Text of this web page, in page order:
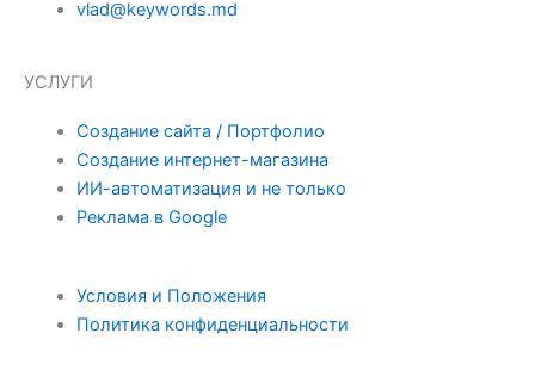
o
k
-
f
r
m
i
-
i
vlad@keywords.md
УСЛУГИ
Создание сайта / Портфолио
Создание интернет-магазина
ИИ-автоматизация и не только
Реклама в Google
Условия и Положения
Политика конфиденциальности